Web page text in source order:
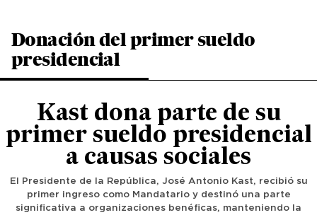
Donación del primer sueldo
presidencial
Kast dona parte de su
primer sueldo presidencial
a causas sociales
El Presidente de la República, José Antonio Kast, recibió su
primer ingreso como Mandatario y destinó una parte
significativa a organizaciones benéficas, manteniendo la